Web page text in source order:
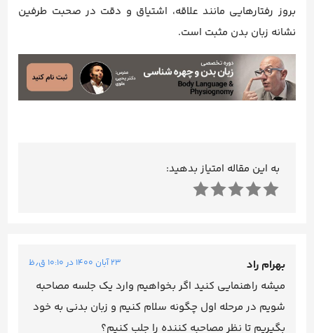
بروز رفتارهایی مانند علاقه، اشتیاق و دقت در صحبت طرفین
نشانه زبان بدن مثبت است.
به این مقاله امتیاز بدهید:
بهرام راد ۲۳ آبان ۱۴۰۰ در ۱۰:۱۰ ق٫ظ
میشه راهنمایی کنید اگر بخواهیم وارد یک جلسه مصاحبه
شویم در مرحله اول چگونه سلام کنیم و زبان بدنی به خود
بگیریم تا نظر مصاحبه کننده را جلب کنیم؟